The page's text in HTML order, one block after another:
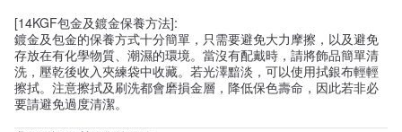
[14KGF包金及鍍金保養方法]:
鍍金及包金的保養方式十分簡單，只需要避免大力摩擦，以及避免
存放在有化學物質、潮濕的環境。當沒有配戴時，請將飾品簡單清
洗，壓乾後收入夾練袋中收藏。若光澤黯淡，可以使用拭銀布輕輕
擦拭。注意擦拭及刷洗都會磨損金層，降低保色壽命，因此若非必
要請避免過度清潔。